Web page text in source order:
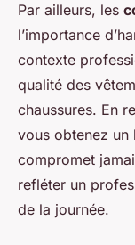
Par ailleurs, les
l’importance
contexte
qualité des
chaussures. En
vous obtenez
compromet
refléter un
de la journée.